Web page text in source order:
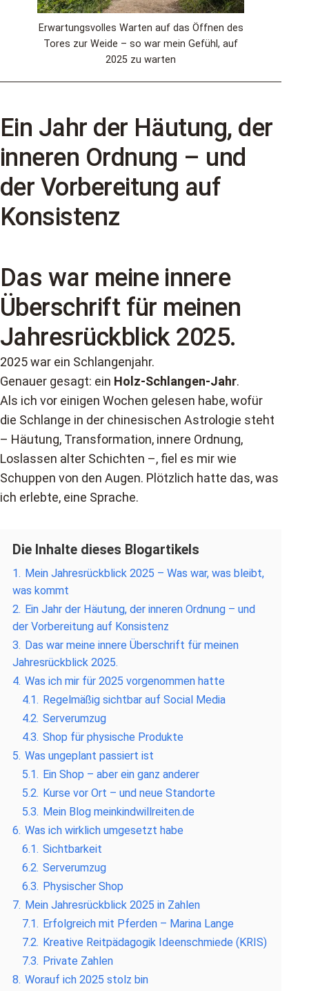
Erwartungsvolles Warten auf das Öffnen des
Tores zur Weide – so war mein Gefühl, auf
2025 zu warten
Ein Jahr der Häutung, der
inneren Ordnung – und
der Vorbereitung auf
Konsistenz
Das war meine innere
Überschrift für meinen
Jahresrückblick 2025.
2025 war ein Schlangenjahr.
Genauer gesagt: ein Holz-Schlangen-Jahr.
Als ich vor einigen Wochen gelesen habe, wofür
die Schlange in der chinesischen Astrologie steht
– Häutung, Transformation, innere Ordnung,
Loslassen alter Schichten –, fiel es mir wie
Schuppen von den Augen. Plötzlich hatte das, was
ich erlebte, eine Sprache.
Die Inhalte dieses Blogartikels
1. Mein Jahresrückblick 2025 – Was war, was bleibt,
was kommt
2. Ein Jahr der Häutung, der inneren Ordnung – und
der Vorbereitung auf Konsistenz
3. Das war meine innere Überschrift für meinen
Jahresrückblick 2025.
4. Was ich mir für 2025 vorgenommen hatte
4.1. Regelmäßig sichtbar auf Social Media
4.2. Serverumzug
4.3. Shop für physische Produkte
5. Was ungeplant passiert ist
5.1. Ein Shop – aber ein ganz anderer
5.2. Kurse vor Ort – und neue Standorte
5.3. Mein Blog meinkindwillreiten.de
6. Was ich wirklich umgesetzt habe
6.1. Sichtbarkeit
6.2. Serverumzug
6.3. Physischer Shop
7. Mein Jahresrückblick 2025 in Zahlen
7.1. Erfolgreich mit Pferden – Marina Lange
7.2. Kreative Reitpädagogik Ideenschmiede (KRIS)
7.3. Private Zahlen
8. Worauf ich 2025 stolz bin